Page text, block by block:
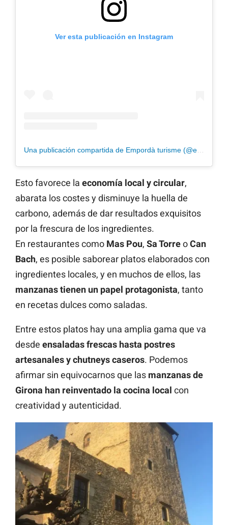
Ver esta publicación en Instagram
Una publicación compartida de Empordà turisme (@empordaturisme)
Esto favorece la economía local y circular,
abarata los costes y disminuye la huella de
carbono, además de dar resultados exquisitos
por la frescura de los ingredientes.
En restaurantes como Mas Pou, Sa TorreoCan
Bach, es posible saborear platos elaborados con
ingredientes locales, y en muchos de ellos, las
manzanas tienen un papel protagonista, tanto
en recetas dulces como saladas.
Entre estos platos hay una amplia gama que va
desde ensaladas frescas hasta postres
artesanales y chutneys caseros. Podemos
afirmar sin equivocarnos que las manzanas de
Girona han reinventado la cocina local con
creatividad y autenticidad.